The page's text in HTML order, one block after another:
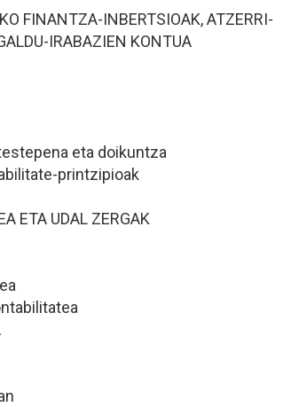
FINANTZA-INBERTSIOAK, ATZERRI-
IRABAZIEN KONTUA
eta doikuntza
printzipioak
ETA UDAL ZERGAK